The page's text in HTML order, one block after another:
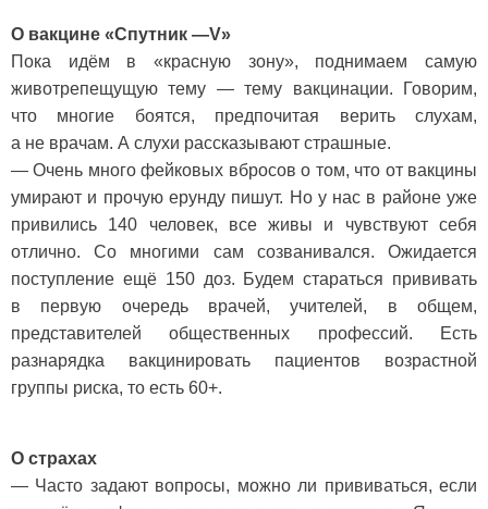
О вакцине «Спутник —V»
Пока идём в «красную зону», поднимаем самую
животрепещущую тему — тему вакцинации. Говорим,
что многие боятся, предпочитая верить слухам,
а не врачам. А слухи рассказывают страшные.
— Очень много фейковых вбросов о том, что от вакцины
умирают и прочую ерунду пишут. Но у нас в районе уже
привились 140 человек, все живы и чувствуют себя
отлично. Со многими сам созванивался. Ожидается
поступление ещё 150 доз. Будем стараться прививать
в первую очередь врачей, учителей, в общем,
представителей общественных профессий. Есть
разнарядка вакцинировать пациентов возрастной
группы риска, то есть 60+.
О страхах
— Часто задают вопросы, можно ли прививаться, если